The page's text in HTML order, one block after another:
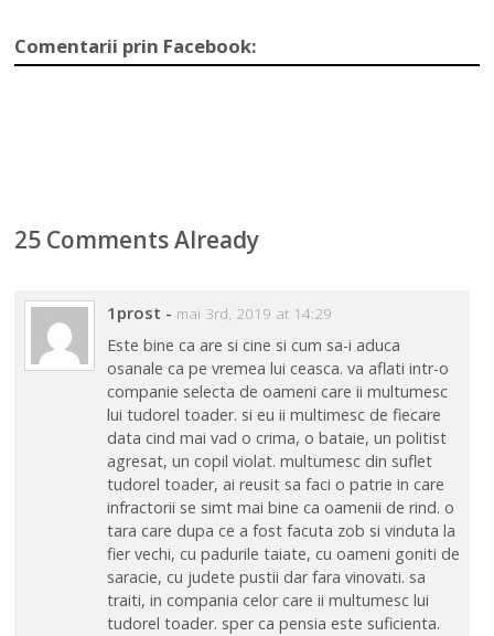
Comentarii prin Facebook:
25 Comments Already
1prost - mai 3rd, 2019 at 14:29
Este bine ca are si cine si cum sa-i aduca
osanale ca pe vremea lui ceasca. va aflati intr-o
companie selecta de oameni care ii multumesc
lui tudorel toader. si eu ii multimesc de fiecare
data cind mai vad o crima, o bataie, un politist
agresat, un copil violat. multumesc din suflet
tudorel toader, ai reusit sa faci o patrie in care
infractorii se simt mai bine ca oamenii de rind. o
tara care dupa ce a fost facuta zob si vinduta la
fier vechi, cu padurile taiate, cu oameni goniti de
saracie, cu judete pustii dar fara vinovati. sa
traiti, in compania celor care ii multumesc lui
tudorel toader. sper ca pensia este suficienta.